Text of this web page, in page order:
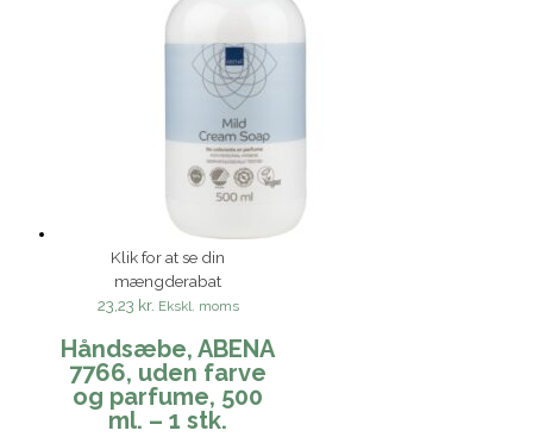
Klik for at se din
mængderabat
23,23 kr. Ekskl. moms
Håndsæbe, ABENA
7766, uden farve
og parfume, 500
ml. – 1 stk.